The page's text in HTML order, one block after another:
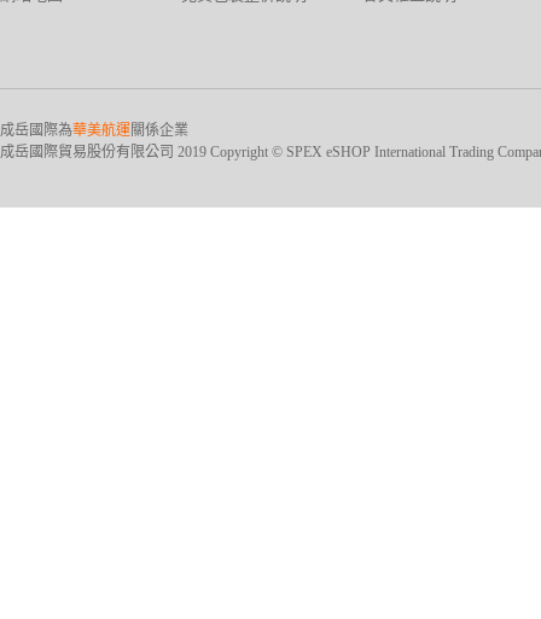
成岳國際為華美航運關係企業
成岳國際貿易股份有限公司 2019 Copyright © SPEX eSHOP International Trading